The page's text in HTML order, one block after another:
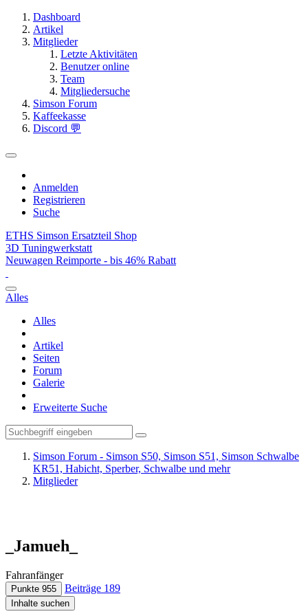
Dashboard
Artikel
Mitglieder
Letzte Aktivitäten
Benutzer online
Team
Mitgliedersuche
Simson Forum
Kaffeekasse
Discord 💬
Anmelden
Registrieren
Suche
ETHS Simson Ersatzteil Shop
3D Tuningwerkstatt
Neuwagen Reimporte - bis 46% Rabatt
Alles
Alles
Artikel
Seiten
Forum
Galerie
Erweiterte Suche
Simson Forum - Simson S50, Simson S51, Simson Schwalbe
KR51, Habicht, Sperber, Schwalbe und mehr
Mitglieder
_Jamueh_
Fahranfänger
Punkte 955 Beiträge 189
Inhalte suchen